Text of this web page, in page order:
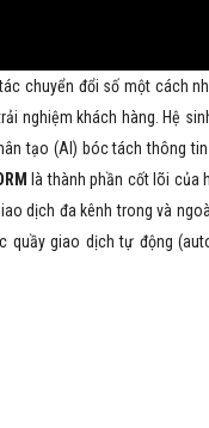
chuyển đổi số một cách
nghiệm khách hàng. Hệ
tạo (AI) bóc tách thông
là thành phần cốt lõi của
dịch đa kênh trong và
quầy giao dịch tự động